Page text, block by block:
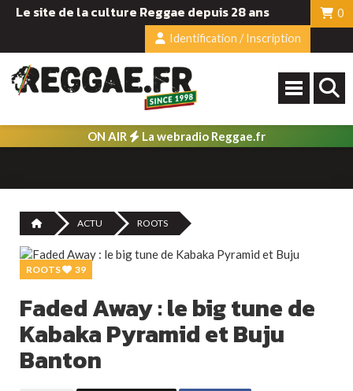
Le site de la culture Reggae depuis 28 ans
0
Identification / Inscription
ON AIR La webradio Reggae.fr
ACTU ROOTS
ROOTS 39
Faded Away : le big tune de
Kabaka Pyramid et Buju
Banton